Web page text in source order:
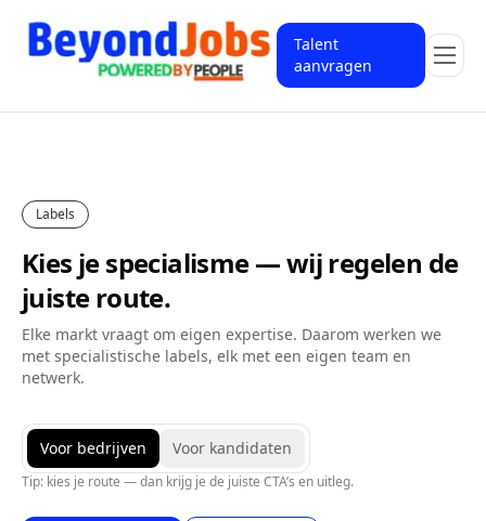
Talent
aanvragen
Labels
Kies je specialisme — wij regelen de
juiste route.
Elke markt vraagt om eigen expertise. Daarom werken we
met specialistische labels, elk met een eigen team en
netwerk.
Voor bedrijven Voor kandidaten
Tip: kies je route — dan krijg je de juiste CTA’s en uitleg.